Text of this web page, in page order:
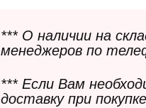
*** О наличии на
менеджеров по
*** Если Вам
доставку при